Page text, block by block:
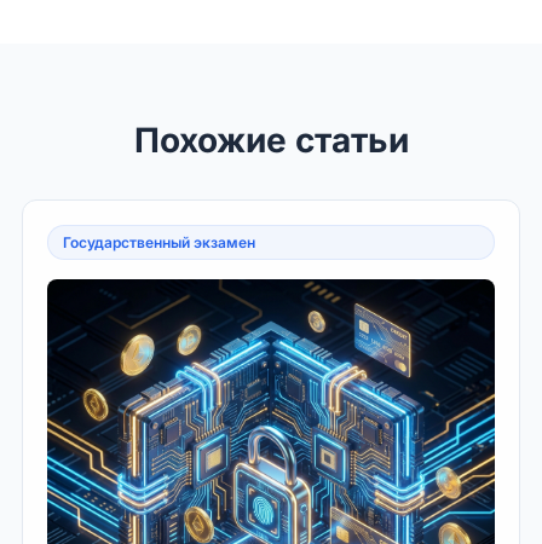
Похожие статьи
Государственный экзамен